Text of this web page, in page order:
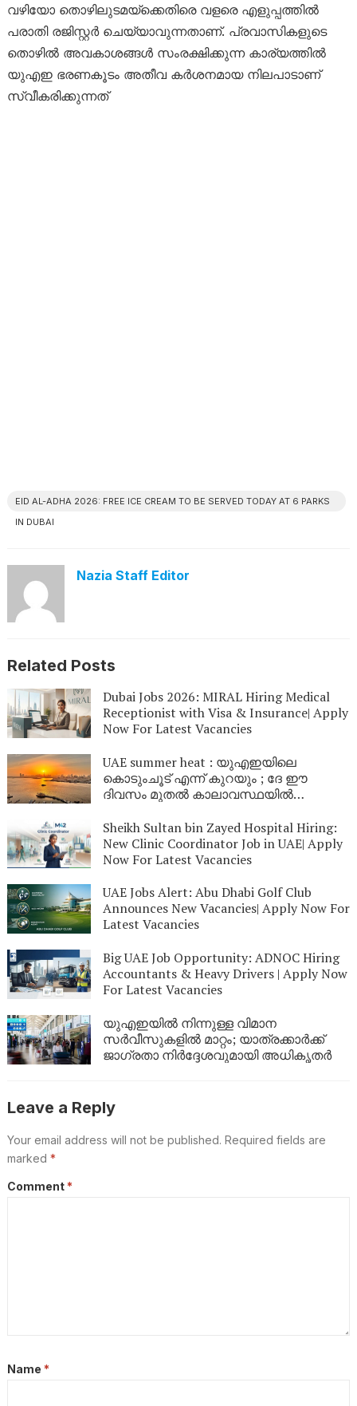
വഴിയോ തൊഴിലുടമയ്‌ക്കെതിരെ വളരെ എളുപ്പത്തിൽ
പരാതി രജിസ്റ്റർ ചെയ്യാവുന്നതാണ്. പ്രവാസികളുടെ
തൊഴിൽ അവകാശങ്ങൾ സംരക്ഷിക്കുന്ന കാര്യത്തിൽ
യുഎഇ ഭരണകൂടം അതീവ കർശനമായ നിലപാടാണ്
സ്വീകരിക്കുന്നത്
EID AL-ADHA 2026: FREE ICE CREAM TO BE SERVED TODAY AT 6 PARKS
IN DUBAI
Nazia Staff Editor
Related Posts
Dubai Jobs 2026: MIRAL Hiring Medical
Receptionist with Visa & Insurance| Apply
Now For Latest Vacancies
UAE summer heat : യുഎഇയിലെ
കൊടുംചൂട് എന്ന് കുറയും ; ദേ ഈ
ദിവസം മുതൽ കാലാവസ്ഥയിൽ
Sheikh Sultan bin Zayed Hospital Hiring:
New Clinic Coordinator Job in UAE| Apply
Now For Latest Vacancies
UAE Jobs Alert: Abu Dhabi Golf Club
Announces New Vacancies| Apply Now For
Latest Vacancies
Big UAE Job Opportunity: ADNOC Hiring
Accountants & Heavy Drivers | Apply Now
For Latest Vacancies
യുഎഇയിൽ നിന്നുള്ള വിമാന
സർവീസുകളിൽ മാറ്റം; യാത്രക്കാർക്ക്
ജാഗ്രതാ നിർദ്ദേശവുമായി അധികൃതർ
Leave a Reply
Your email address will not be published. Required fields are
marked *
Comment *
Name *